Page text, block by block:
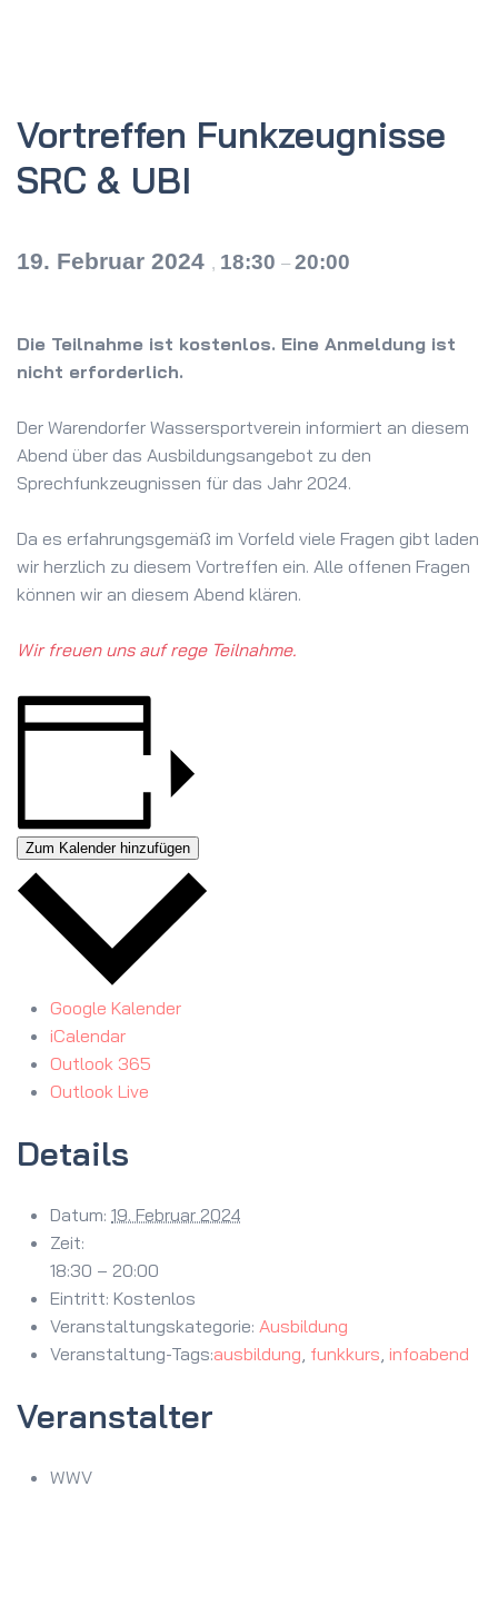
Vortreffen Funkzeugnisse
SRC & UBI
19. Februar 2024 , 18:30 – 20:00
Die Teilnahme ist kostenlos. Eine Anmeldung ist
nicht erforderlich.
Der Warendorfer Wassersportverein informiert an diesem
Abend über das Ausbildungsangebot zu den
Sprechfunkzeugnissen für das Jahr 2024.
Da es erfahrungsgemäß im Vorfeld viele Fragen gibt laden
wir herzlich zu diesem Vortreffen ein. Alle offenen Fragen
können wir an diesem Abend klären.
Wir freuen uns auf rege Teilnahme.
Zum Kalender hinzufügen
Google Kalender
iCalendar
Outlook 365
Outlook Live
Details
Datum: 19. Februar 2024
Zeit:
18:30 – 20:00
Eintritt: Kostenlos
Veranstaltungskategorie: Ausbildung
Veranstaltung-Tags:ausbildung, funkkurs, infoabend
Veranstalter
WWV